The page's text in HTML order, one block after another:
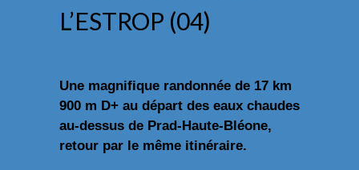
L’ESTROP (04)
Une magnifique randonnée de 17 km
900 m D+ au départ des eaux chaudes
au-dessus de Prad-Haute-Bléone,
retour par le même itinéraire.